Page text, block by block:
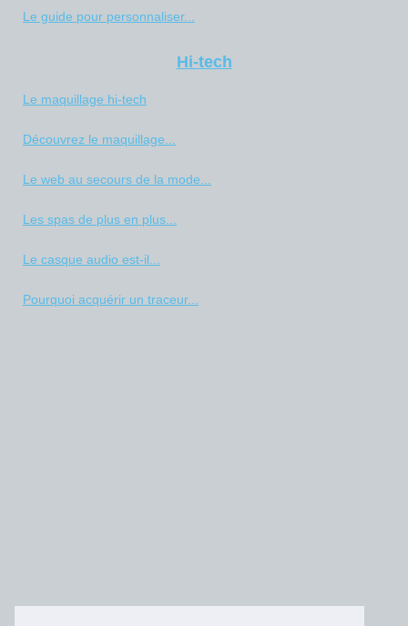
Le guide pour personnaliser...
Hi-tech
Le maquillage hi-tech
Découvrez le maquillage...
Le web au secours de la mode...
Les spas de plus en plus...
Le casque audio est-il...
Pourquoi acquérir un traceur...